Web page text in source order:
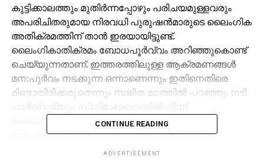
കുട്ടിക്കാലത്തും മുതിര്‍ന്നപ്പോഴും പരിചയമുള്ളവരും
അപരിചിതരുമായ നിരവധി പുരുഷന്‍മാരുടെ ലൈംഗിക
അതിക്രമത്തിന് താന്‍ ഇരയായിട്ടുണ്ട്.
ലൈംഗികാതിക്രമം ബോധപൂര്‍വ്വം അറിഞ്ഞുകൊണ്ട്
ചെയ്യുന്നതാണ്. ഇത്തരത്തിലുള്ള ആക്രമണങ്ങള്‍
മന:പൂര്‍വം നടക്കുന്ന ഒന്നാണെന്നും ഇതിനെതിരെ
മിണ്ടാതിരിക്കരുതെന്നും സജിത മഠത്തില്‍ പറഞ്ഞു. നടി
ലൈംഗികാതിക്രമത്തിന് ഇരയായിട്ടുണ്ടെന്ന്
അടുത്തിടെ വെളിപ്പെടുത്തിയിരുന്നു. ഇത് ഏറെ
വിവാദങ്ങള്‍ക്ക് വഴി വെച്ചിരുന്നു.
CONTINUE READING
ADVERTISEMENT